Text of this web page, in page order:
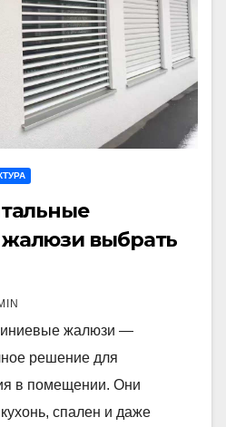
выбрать
жалюзи —
решение для
в помещении. Они
спален и даже